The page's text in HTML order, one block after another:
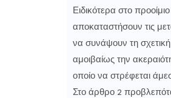
Ειδικότερα στο
αποκαταστήσουν τις
να συνάψουν τη
αμοιβαίως την
οποίο να στρέφεται
Στο άρθρο 2